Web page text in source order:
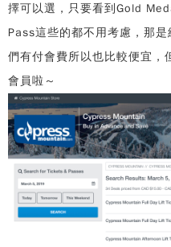
擇可以選，只要看到Gold
Pass這些的都不用考慮，那
們有付會費所以也比較便宜，
會員啦～